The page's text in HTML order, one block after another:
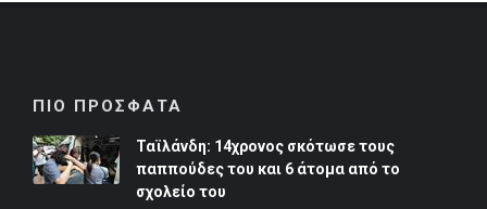
ΠΙΟ ΠΡΟΣΦΑΤΑ
Ταϊλάνδη: 14χρονος σκότωσε τους
παππούδες του και 6 άτομα από το
σχολείο του